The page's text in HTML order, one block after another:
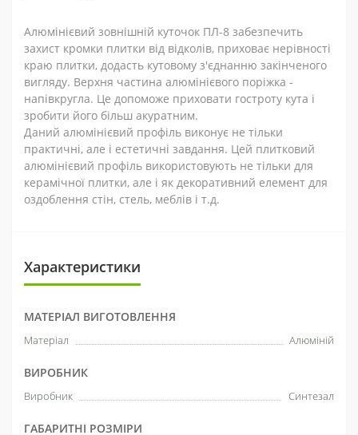
Алюмінієвий зовнішній куточок ПЛ-8 забезпечить
захист кромки плитки від відколів, приховає нерівності
краю плитки, додасть кутовому з'єднанню закінченого
вигляду. Верхня частина алюмінієвого поріжка -
напівкругла. Це допоможе приховати гостроту кута і
зробити його більш акуратним.
Даний алюмінієвий профіль виконує не тільки
практичні, але і естетичні завдання. Цей плитковий
алюмінієвий профіль використовують не тільки для
керамічної плитки, але і як декоративний елемент для
оздоблення стін, стель, меблів і т.д.
Характеристики
МАТЕРІАЛ ВИГОТОВЛЕННЯ
Матеріал Алюміній
ВИРОБНИК
Виробник Синтезал
ГАБАРИТНІ РОЗМІРИ